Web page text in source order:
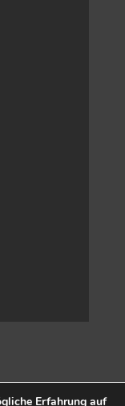
Erfahrung auf